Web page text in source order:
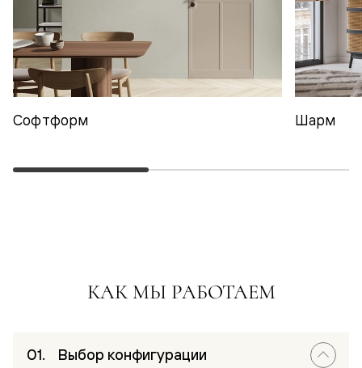
Софтформ Шарм
КАК МЫ РАБОТАЕМ
Выбор конфигурации